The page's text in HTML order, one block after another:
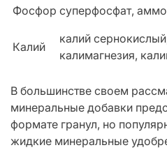
Фосфор суперфосфат,
Калий
калий
калимагнезия,
В большинстве своем
минеральные добавки
формате гранул, но
жидкие минеральные